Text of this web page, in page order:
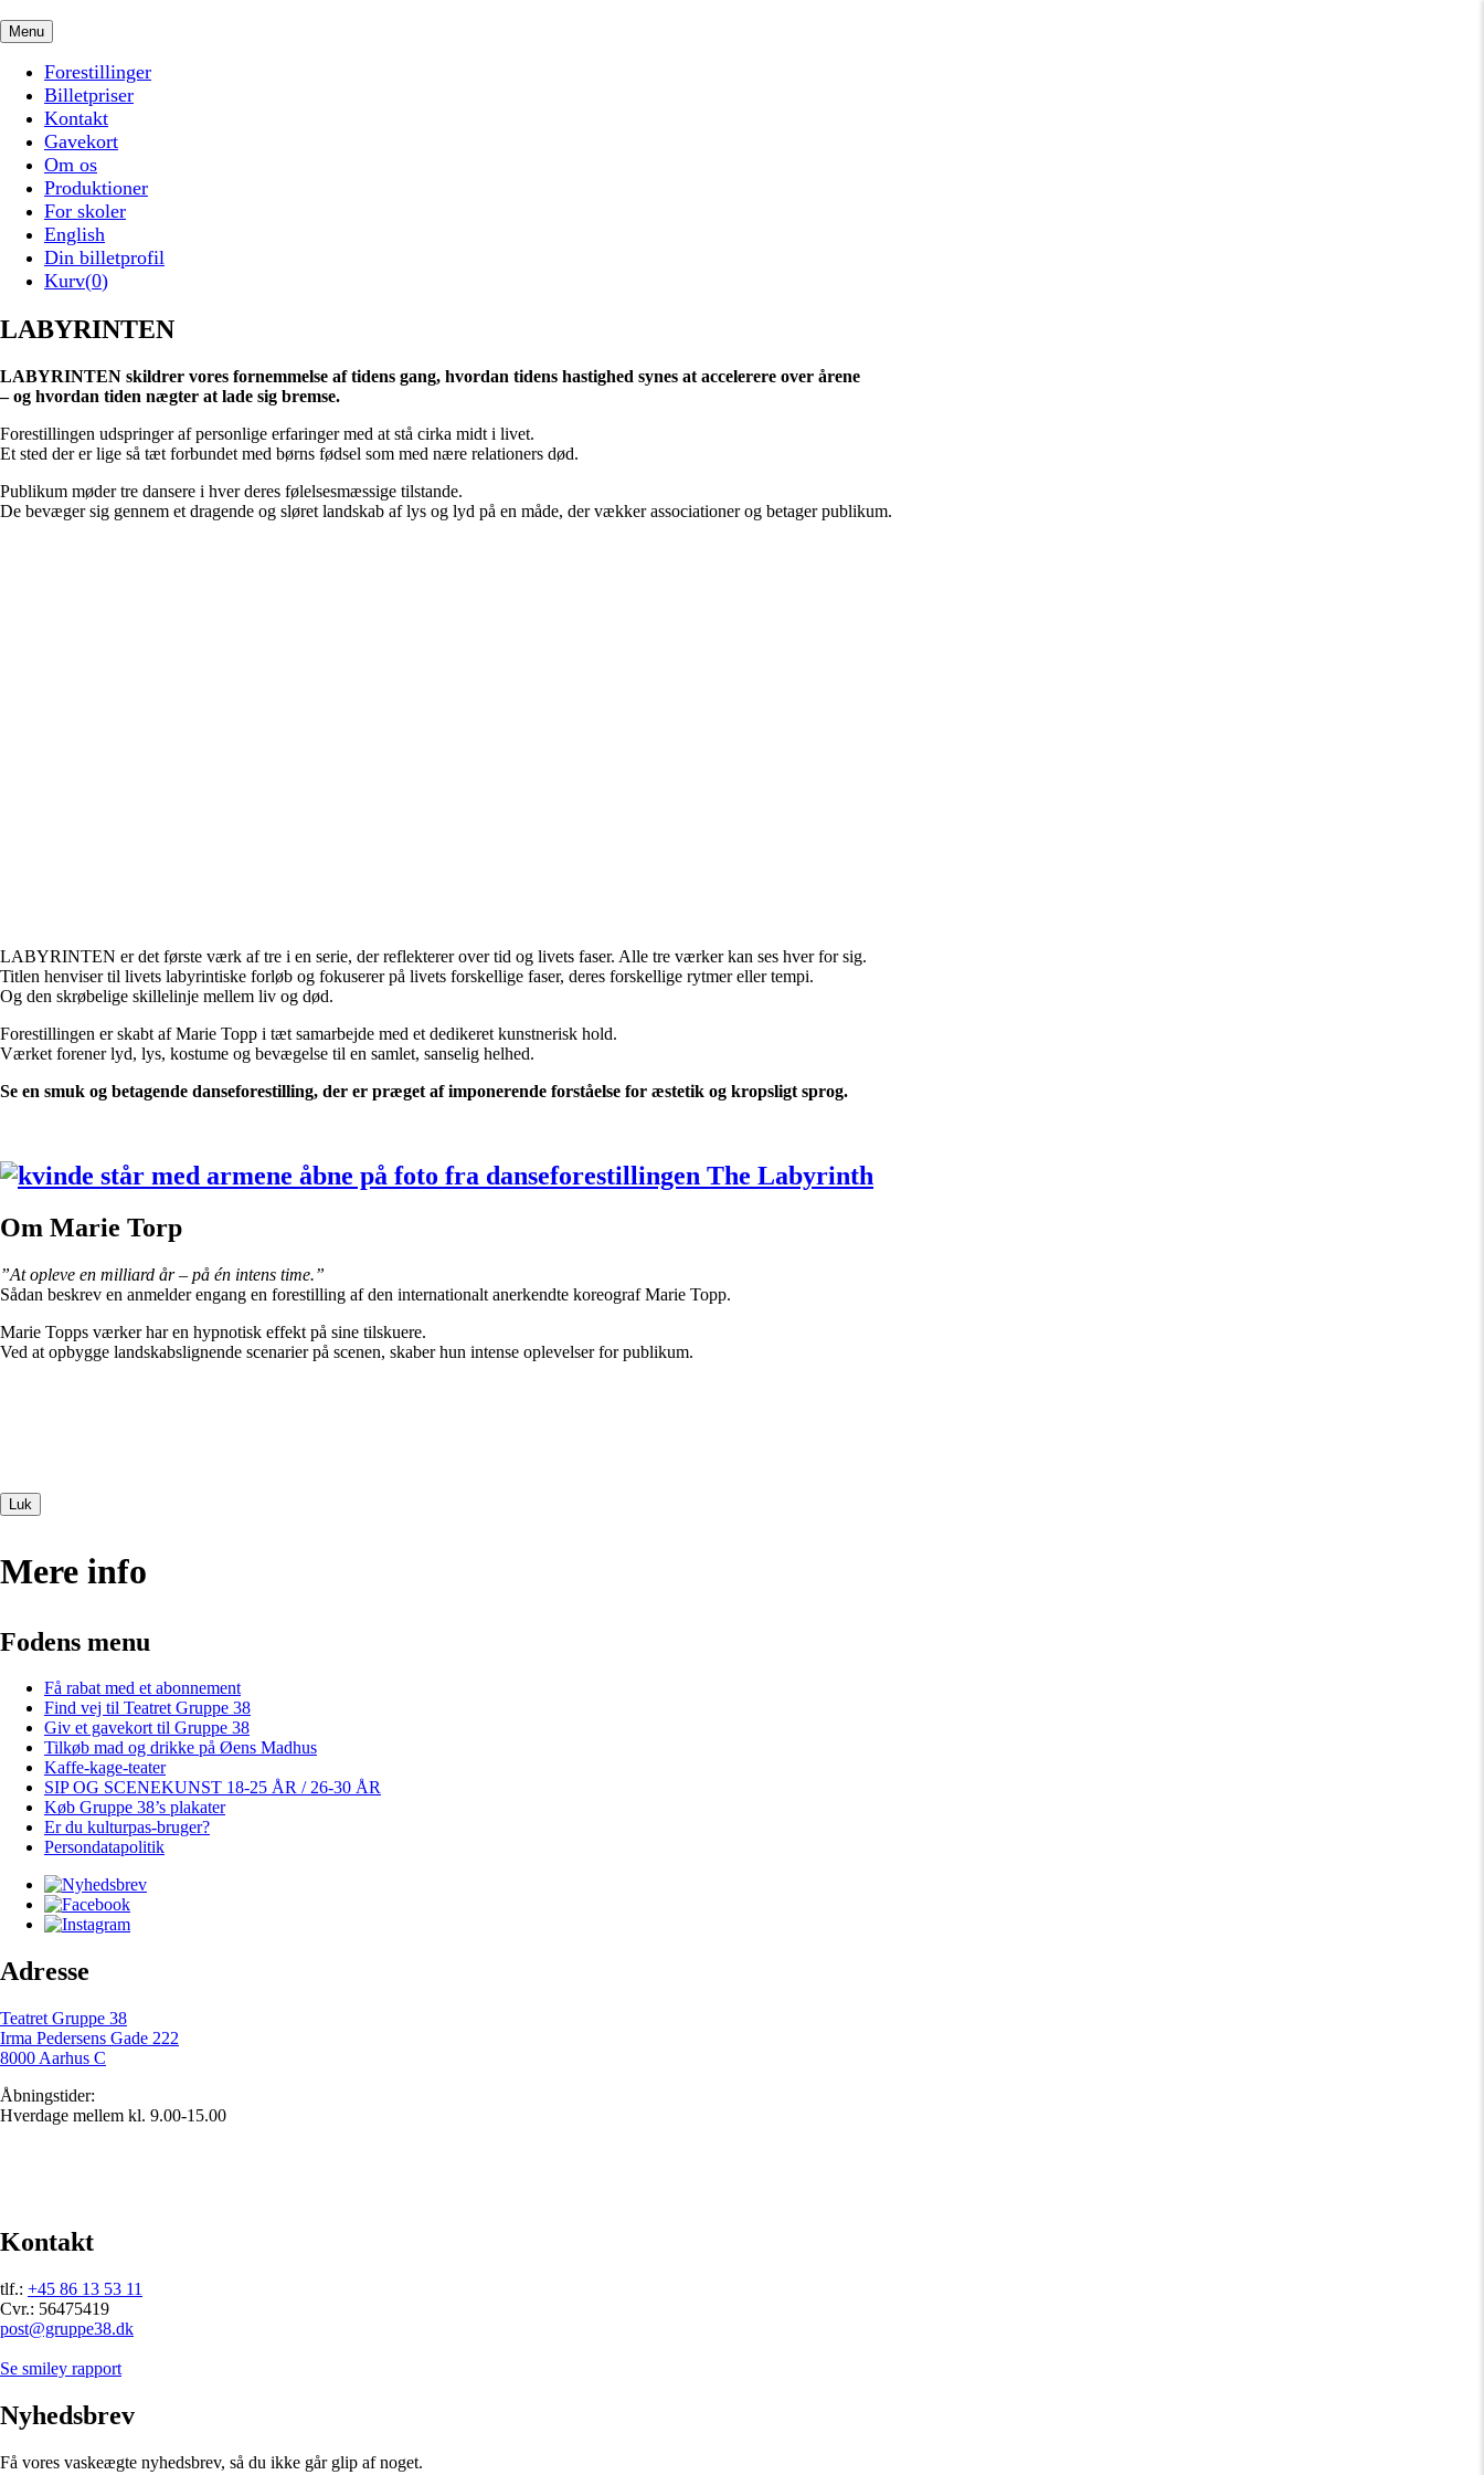
Menu
Forestillinger
Billetpriser
Kontakt
Gavekort
Om os
Produktioner
For skoler
English
Din billetprofil
Kurv(0)
LABYRINTEN
LABYRINTEN skildrer vores fornemmelse af tidens gang, hvordan tidens hastighed synes at accelerere over årene
– og hvordan tiden nægter at lade sig bremse.
Forestillingen udspringer af personlige erfaringer med at stå cirka midt i livet.
Et sted der er lige så tæt forbundet med børns fødsel som med nære relationers død.
Publikum møder tre dansere i hver deres følelsesmæssige tilstande.
De bevæger sig gennem et dragende og sløret landskab af lys og lyd på en måde, der vækker associationer og betager publikum.
LABYRINTEN er det første værk af tre i en serie, der reflekterer over tid og livets faser. Alle tre værker kan ses hver for sig.
Titlen henviser til livets labyrintiske forløb og fokuserer på livets forskellige faser, deres forskellige rytmer eller tempi.
Og den skrøbelige skillelinje mellem liv og død.
Forestillingen er skabt af Marie Topp i tæt samarbejde med et dedikeret kunstnerisk hold.
Værket forener lyd, lys, kostume og bevægelse til en samlet, sanselig helhed.
Se en smuk og betagende danseforestilling, der er præget af imponerende forståelse for æstetik og kropsligt sprog.
Om Marie Torp
”At opleve en milliard år – på én intens time.”
Sådan beskrev en anmelder engang en forestilling af den internationalt anerkendte koreograf Marie Topp.
Marie Topps værker har en hypnotisk effekt på sine tilskuere.
Ved at opbygge landskabslignende scenarier på scenen, skaber hun intense oplevelser for publikum.
Luk
Mere info
Fodens menu
Få rabat med et abonnement
Find vej til Teatret Gruppe 38
Giv et gavekort til Gruppe 38
Tilkøb mad og drikke på Øens Madhus
Kaffe-kage-teater
SIP OG SCENEKUNST 18-25 ÅR / 26-30 ÅR
Køb Gruppe 38’s plakater
Er du kulturpas-bruger?
Persondatapolitik
Adresse
Teatret Gruppe 38
Irma Pedersens Gade 222
8000 Aarhus C
Åbningstider:
Hverdage mellem kl. 9.00-15.00
Kontakt
tlf.: +45 86 13 53 11
Cvr.: 56475419
post@gruppe38.dk
Se smiley rapport
Nyhedsbrev
Få vores vaskeægte nyhedsbrev, så du ikke går glip af noget.